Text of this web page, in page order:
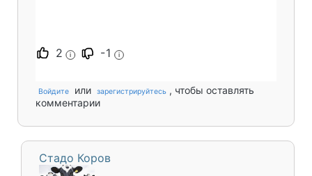
2 i -1 i
Войдите или зарегистрируйтесь , чтобы оставлять
комментарии
Стадо Коров